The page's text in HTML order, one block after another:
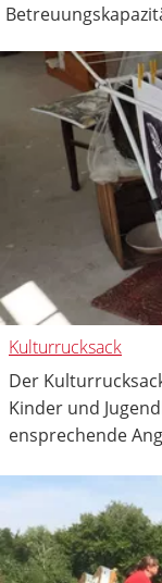
Kulturrucksack
Der
Kinder und
ensprechende